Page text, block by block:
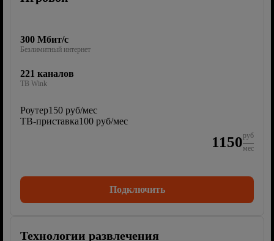
300 Мбит/с
Безлимитный интернет
221 каналов
ТВ Wink
Роутер150 руб/мес
ТВ-приставка100 руб/мес
1150руб
мес
Подключить
Технологии развлечения